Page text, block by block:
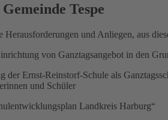
Tespe
Herausforderungen und Anliegen, aus
von Ganztagsangebot in den
der Ernst-Reinstorf-Schule als
und Schüler
Landkreis Harburg“